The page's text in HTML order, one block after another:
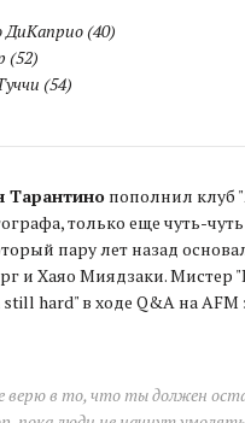
ДиКаприо (40)
(52)
(54)
Тарантино пополнил клуб
только еще чуть-
пару лет назад
и Хаяо Миядзаки. Мистер
still hard" в ходе Q&A на AFM
верю в то, что ты должен